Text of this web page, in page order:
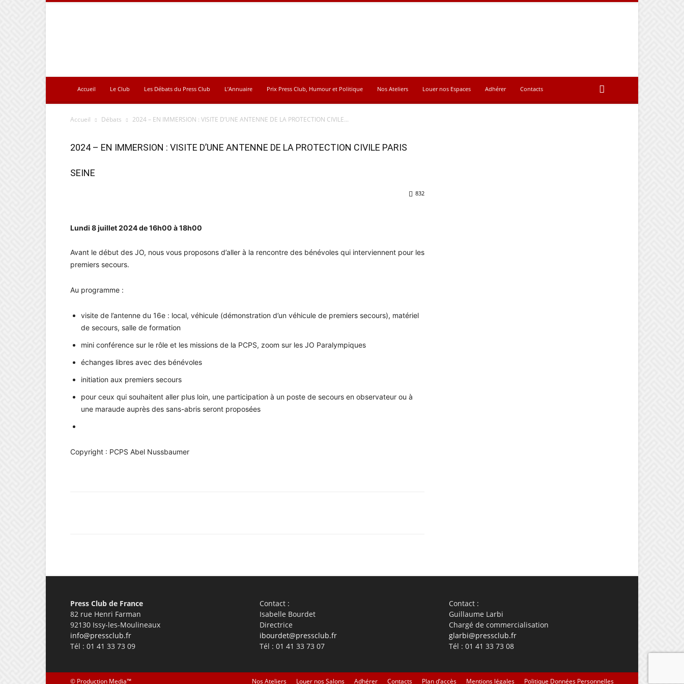
Accueil Le Club Les Débats du Press Club L’Annuaire Prix Press Club, Humour et Politique Nos Ateliers Louer nos Espaces Adhérer Contacts
Accueil Débats 2024 – EN IMMERSION : VISITE D’UNE ANTENNE DE LA PROTECTION CIVILE...
2024 – EN IMMERSION : VISITE D’UNE ANTENNE DE LA PROTECTION CIVILE PARIS
SEINE
832
Lundi 8 juillet 2024 de 16h00 à 18h00
Avant le début des JO, nous vous proposons d’aller à la rencontre des bénévoles qui interviennent pour les
premiers secours.
Au programme :
visite de l’antenne du 16e : local, véhicule (démonstration d’un véhicule de premiers secours), matériel
de secours, salle de formation
mini conférence sur le rôle et les missions de la PCPS, zoom sur les JO Paralympiques
échanges libres avec des bénévoles
initiation aux premiers secours
pour ceux qui souhaitent aller plus loin, une participation à un poste de secours en observateur ou à
une maraude auprès des sans-abris seront proposées
Copyright : PCPS Abel Nussbaumer
Press Club de France
82 rue Henri Farman
92130 Issy-les-Moulineaux
info@pressclub.fr
Tél : 01 41 33 73 09
Contact :
Isabelle Bourdet
Directrice
ibourdet@pressclub.fr
Tél : 01 41 33 73 07
Contact :
Guillaume Larbi
Chargé de commercialisation
glarbi@pressclub.fr
Tél : 01 41 33 73 08
Nos Ateliers Louer nos Salons Adhérer Contacts Plan d’accès Mentions légales Politique Données Personnelles
© Production Media™